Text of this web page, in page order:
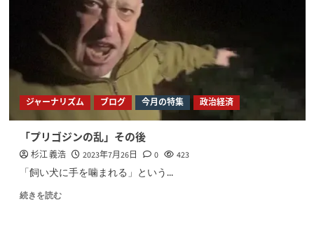
ジャーナリズム ブログ 今月の特集 政治経済
「プリゴジンの乱」その後
杉江 義浩 2023年7月26日 0 423
「飼い犬に手を噛まれる」という...
続きを読む